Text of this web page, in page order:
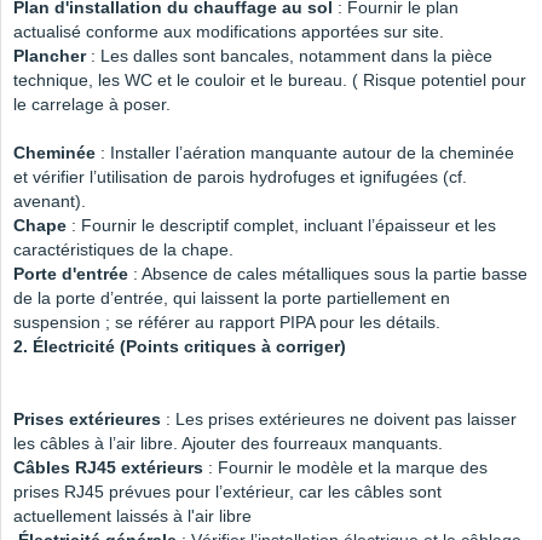
Plan d'installation du chauffage au sol : Fournir le plan
actualisé conforme aux modifications apportées sur site.
Plancher: Les dalles sont bancales, notamment dans la pièce
technique, les WC et le couloir et le bureau. ( Risque potentiel pour
le carrelage à poser.
Cheminée : Installer l’aération manquante autour de la cheminée
et vérifier l’utilisation de parois hydrofuges et ignifugées (cf.
avenant).
Chape : Fournir le descriptif complet, incluant l’épaisseur et les
caractéristiques de la chape.
Porte d'entrée : Absence de cales métalliques sous la partie basse
de la porte d’entrée, qui laissent la porte partiellement en
suspension ; se référer au rapport PIPA pour les détails.
2. Électricité (Points critiques à corriger)
Prises extérieures : Les prises extérieures ne doivent pas laisser
les câbles à l’air libre. Ajouter des fourreaux manquants.
Câbles RJ45 extérieurs : Fournir le modèle et la marque des
prises RJ45 prévues pour l’extérieur, car les câbles sont
actuellement laissés à l'air libre